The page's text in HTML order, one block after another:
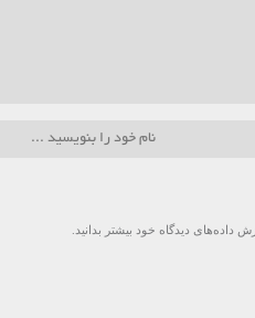
داده‌های دیدگاه خود بیشتر بدانید.